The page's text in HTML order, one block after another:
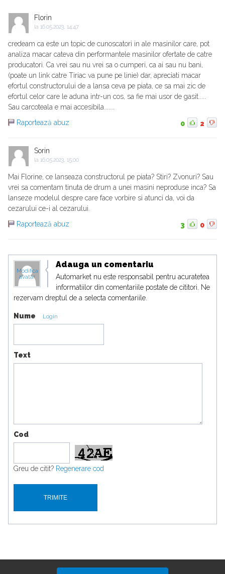
Florin
la 16.05.2023, 14:47
credeam ca este un topic de cunoscatori in ale masinilor care, pot
analiza macar cateva din performantele masinilor ofertate de catre
producatori. Ca vrei sau nu vrei sa o cumperi, ca ai sau nu bani,
(poate un link catre Tiriac va pune pe linie) dar, apreciati macar
efortul constructorului de a lansa ceva pe piata, ce sa mai zic de
efortul celor care le aduna intr-un cos, sa fie mai usor de gasit.....
Sau carcoteala e mai accesibila.......
Raportează abuz
0 2
Sorin
la 16.05.2023, 15:00
Mai Florine, ce lanseaza constructorul pe piata? Stiri? Zvonuri? Sau
vrei sa comentam tinuta de drum a unei masini neproduse inca? Sa
lanseze modelul despre care face vorbire si atunci da, voi da
cezarului ce-i al cezarului.
Raportează abuz
3 0
Modifica
avatar
Adauga un comentariu
Automarket nu este responsabil pentru acuratetea
informatiilor din comentariile postate de cititori. Ne
rezervam dreptul de a selecta comentariile.
Nume Login
Text
Cod
Greu de citit? Regenerare cod